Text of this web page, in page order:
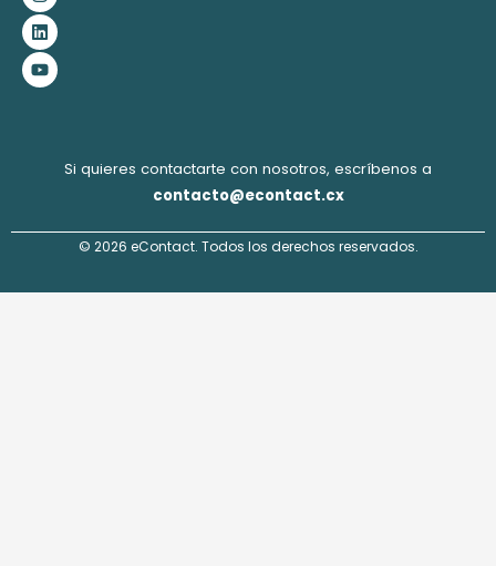
b
o
o
k
a
g
r
a
m
e
d
i
n
u
b
e
Si quieres contactarte con nosotros, escríbenos a
contacto@econtact.cx
© 2026 eContact. Todos los derechos reservados.